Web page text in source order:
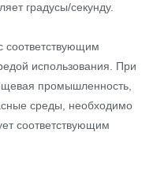
градусы/секунду.
соответствующим
использования. При
промышленность,
среды, необходимо
соответствующим